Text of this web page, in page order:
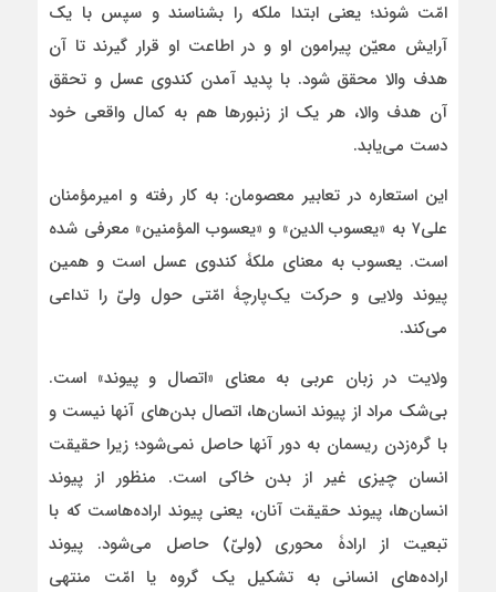
امّت شوند؛ یعنی ابتدا ملکه را بشناسند و سپس با یک
آرایش معیّن پیرامون او و در اطاعت او قرار گیرند تا آن
هدف والا محقق شود. با پدید آمدن کندوی عسل و تحقق
آن هدف والا، هر یک از زنبورها هم به کمال واقعی خود
دست می‌یابد.
این استعاره در تعابیر معصومان: به کار رفته و امیرمؤمنان
علی۷ به «یعسوب الدین» و «یعسوب المؤمنین» معرفی شده
است. یعسوب به معنای ملکۀ کندوی عسل است و همین
پیوند ولایی و حرکت یک‌پارچۀ امّتی حول ولیّ را تداعی
می‌کند.
ولایت در زبان عربی به معنای «اتصال و پیوند» است.
بی‌شک مراد از پیوند انسان‌ها، اتصال بدن‌های آنها نیست و
با گره‌زدن ریسمان به دور آنها حاصل نمی‌شود؛ زیرا حقیقت
انسان چیزی غیر از بدن خاکی است. منظور از پیوند
انسان‌ها، پیوند حقیقت آنان، یعنی پیوند اراده‌هاست که با
تبعیت از ارادۀ محوری (ولیّ) حاصل می‌شود. پیوند
اراده‌های انسانی به تشکیل یک گروه یا امّت منتهی